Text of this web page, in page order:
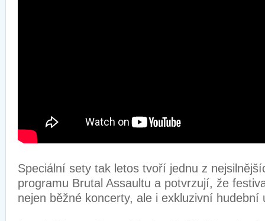
Speciální sety tak letos tvoří jednu z
programu Brutal Assaultu a potvrzují, že
nejen běžné koncerty, ale i exkluzivní hudební